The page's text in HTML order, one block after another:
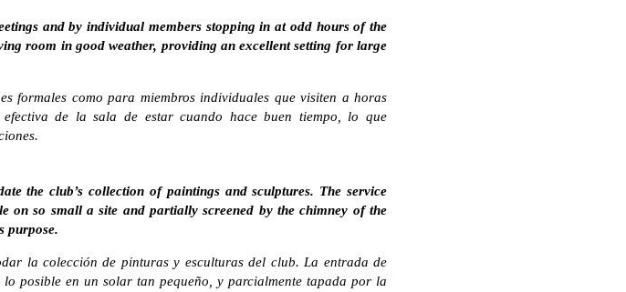
and by individual members stopping in at odd hours of the
room in good weather, providing an excellent setting for large
formales como para miembros individuales que visiten a horas
de la sala de estar cuando hace buen tiempo, lo que
the club’s collection of paintings and sculptures. The service
on so small a site and partially screened by the chimney of the
purpose.
la colección de pinturas y esculturas del club. La entrada de
posible en un solar tan pequeño, y parcialmente tapada por la